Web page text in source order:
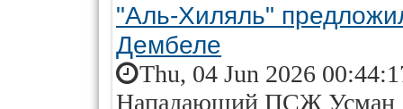
"Аль-Хиляль"
Дембеле
Thu, 04 Jun 2026
Нападающий ПСЖ Усман